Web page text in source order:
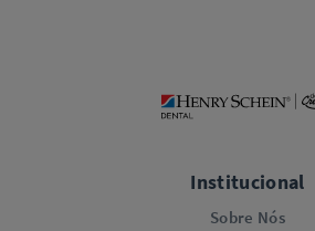
Institucional
Sobre Nós